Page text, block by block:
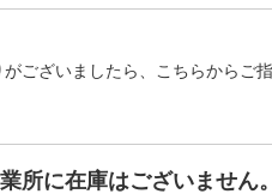
ございましたら、こちらからご
所に在庫はございません。